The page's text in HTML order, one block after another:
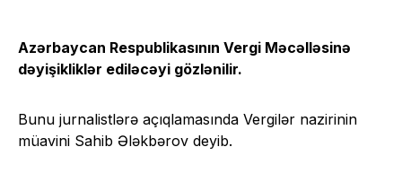
Azərbaycan Respublikasının Vergi Məcəlləsinə
dəyişikliklər ediləcəyi gözlənilir.
Bunu jurnalistlərə açıqlamasında Vergilər nazirinin
müavini Sahib Ələkbərov deyib.